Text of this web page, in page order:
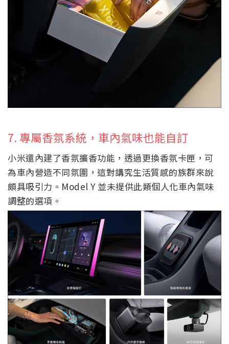
7. 專屬香氛系統，車內氣味也能自訂
小米還內建了香氛擴香功能，透過更換香氛卡匣，可
為車內營造不同氛圍，這對講究生活質感的族群來說
頗具吸引力。Model Y 並未提供此類個人化車內氣味
調整的選項。